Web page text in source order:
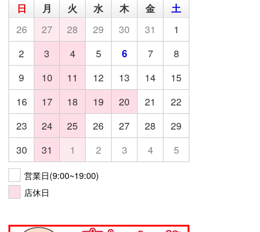
日 月 火 水 木 金
土
26
27 28 29 30 31
1
2
3 4 5 6 7
8
9
10 11 12 13 14
15
16
17 18 19 20 21
22
23
24 25 26 27 28
29
30
31 1 2 3 4 5
営業日(9:00~19:00)
店休日